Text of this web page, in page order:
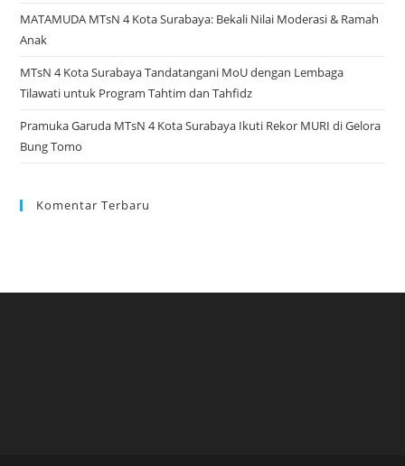
MATAMUDA MTsN 4 Kota Surabaya: Bekali Nilai Moderasi & Ramah
Anak
MTsN 4 Kota Surabaya Tandatangani MoU dengan Lembaga
Tilawati untuk Program Tahtim dan Tahfidz
Pramuka Garuda MTsN 4 Kota Surabaya Ikuti Rekor MURI di Gelora
Bung Tomo
Komentar Terbaru